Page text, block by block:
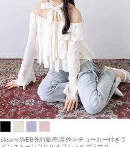
clear≪WEB先行販売/新作≫チョーカー付きラ